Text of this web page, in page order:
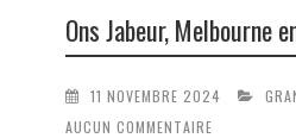
Ons Jabeur, Melbourne
11 NOVEMBRE 2024
AUCUN COMMENTAIRE